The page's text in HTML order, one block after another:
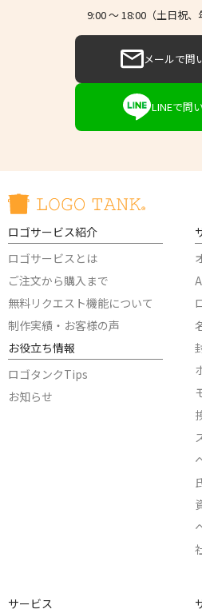
9:00 〜 18:00（土日祝、
メールで問
LINEで問
ロゴサービス紹介
ロゴサービスとは
ご注文から購入まで
無料リクエスト機能について
制作実績・お客様の声
お役立ち情報
ロゴタンクTips
お知らせ
サービス